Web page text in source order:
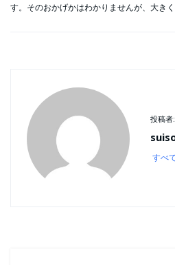
す。そのおかげかはわかりませんが、大き
投稿者:
すべ